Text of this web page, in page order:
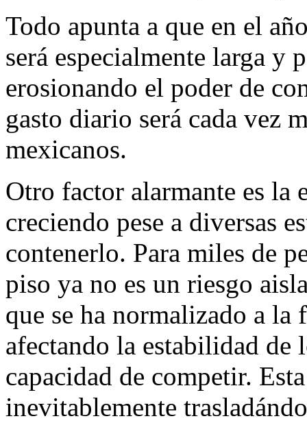
Todo apunta a que en el
será especialmente larga y
erosionando el poder de
gasto diario será cada vez
mexicanos.
Otro factor alarmante es
creciendo pese a diversas
contenerlo. Para miles de
piso ya no es un riesgo
que se ha normalizado a la
afectando la estabilidad
capacidad de competir.
inevitablemente